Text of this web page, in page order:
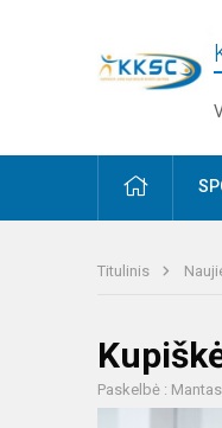
PRADŽIA
Titulinis
Paskelbė :